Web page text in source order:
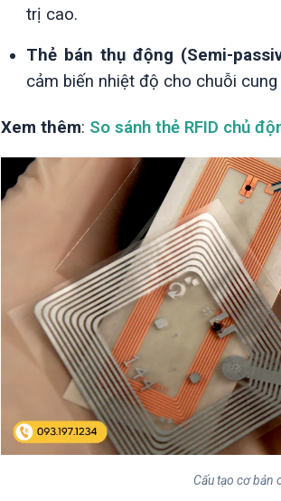
trị cao.
Thẻ bán thụ động (Semi-
cảm biến nhiệt độ cho chuỗi cung
Xem thêm: So sánh thẻ RFID chủ
Cấu tạo cơ bản